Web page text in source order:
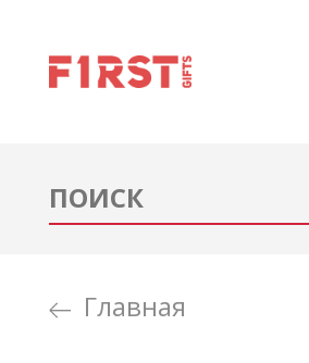
Главная